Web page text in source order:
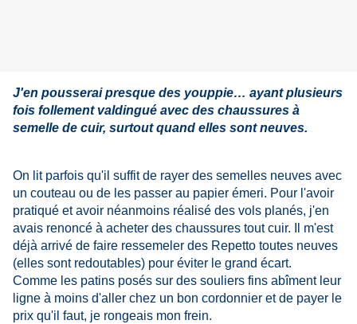
J'en pousserai presque des youppie… ayant plusieurs
fois follement valdingué avec des chaussures à
semelle de cuir, surtout quand elles sont neuves.
On lit parfois qu'il suffit de rayer des semelles neuves avec
un couteau ou de les passer au papier émeri. Pour l'avoir
pratiqué et avoir néanmoins réalisé des vols planés, j'en
avais renoncé à acheter des chaussures tout cuir. Il m'est
déjà arrivé de faire ressemeler des Repetto toutes neuves
(elles sont redoutables) pour éviter le grand écart.
Comme les patins posés sur des souliers fins abîment leur
ligne à moins d'aller chez un bon cordonnier et de payer le
prix qu'il faut, je rongeais mon frein.